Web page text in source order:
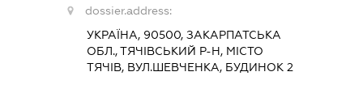
dossier.address:
УКРАЇНА, 90500, ЗАКАРПАТСЬКА
ОБЛ., ТЯЧІВСЬКИЙ Р-Н, МІСТО
ТЯЧІВ, ВУЛ.ШЕВЧЕНКА, БУДИНОК 2